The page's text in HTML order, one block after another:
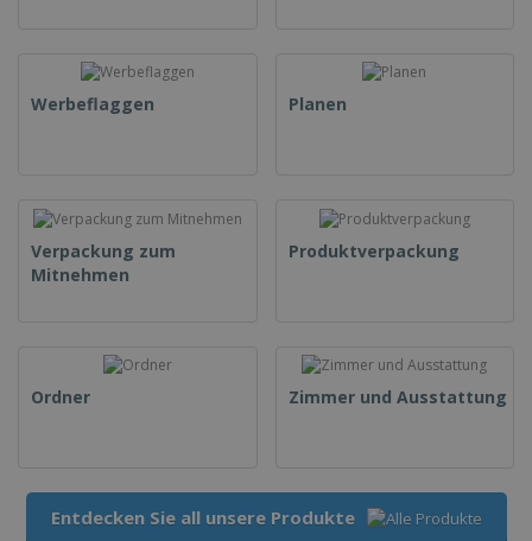
Werbeflaggen Planen
Verpackung zum
Mitnehmen
Produktverpackung
Ordner Zimmer und Ausstattung
Entdecken Sie all unsere Produkte